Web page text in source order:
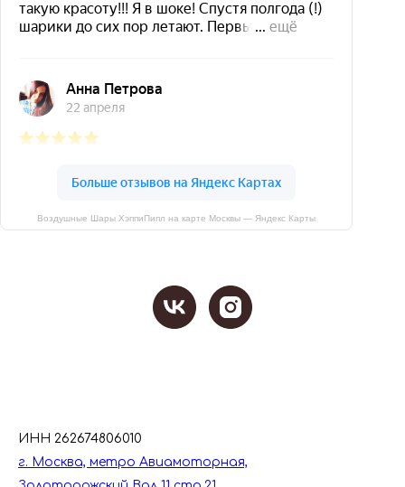
Воздушные Шары ХэппиПипл на карте Москвы — Яндекс Карты
ИНН 262674806010
г. Москва, метро Авиамоторная,